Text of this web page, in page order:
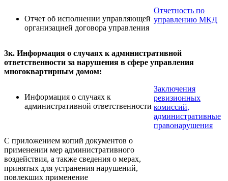
Отчет об исполнении управляющей
организацией договора управления
Отчетность по
управлению МКД
3к. Информация о случаях к административной
ответственности за нарушения в сфере управления
многоквартирным домом:
Информация о случаях к
административной ответственности
С приложением копий документов о
применении мер административного
воздействия, а также сведения о мерах,
принятых для устранения нарушений,
повлекших применение
Заключения
ревизионных
комиссий,
административные
правонарушения